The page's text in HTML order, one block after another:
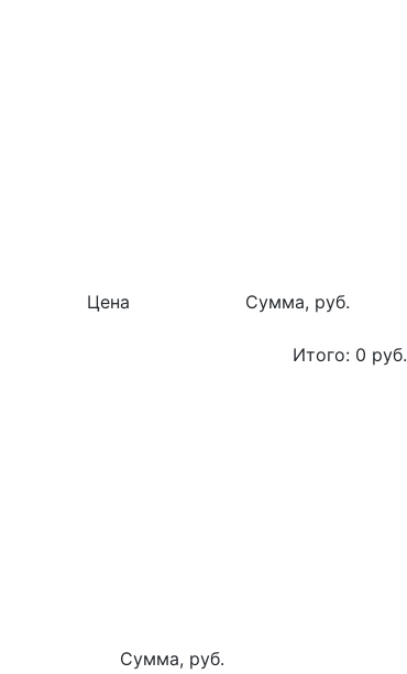
Цена Сумма, руб.
Итого: 0 руб.
Сумма, руб.